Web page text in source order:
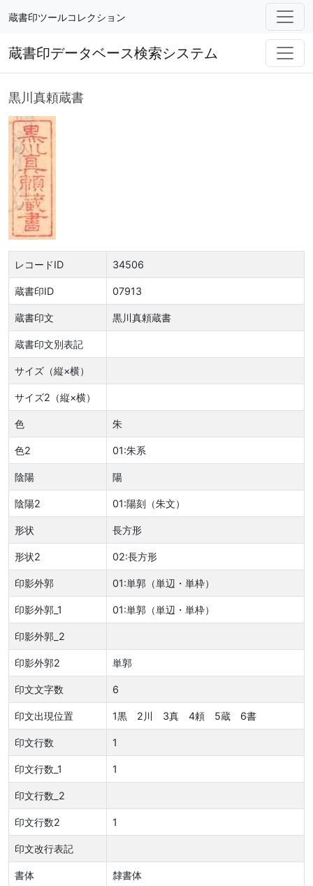
蔵書印ツールコレクション
蔵書印データベース検索システム
黒川真頼蔵書
レコードID 34506
蔵書印ID 07913
蔵書印文 黒川真頼蔵書
蔵書印文別表記
サイズ（縦×横）
サイズ2（縦×横）
色 朱
色2 01:朱系
陰陽 陽
陰陽2 01:陽刻（朱文）
形状 長方形
形状2 02:長方形
印影外郭 01:単郭（単辺・単枠）
印影外郭_1 01:単郭（単辺・単枠）
印影外郭_2
印影外郭2 単郭
印文文字数 6
印文出現位置 1黒 2川 3真 4頼 5蔵 6書
印文行数 1
印文行数_1 1
印文行数_2
印文行数2 1
印文改行表記
書体 隸書体